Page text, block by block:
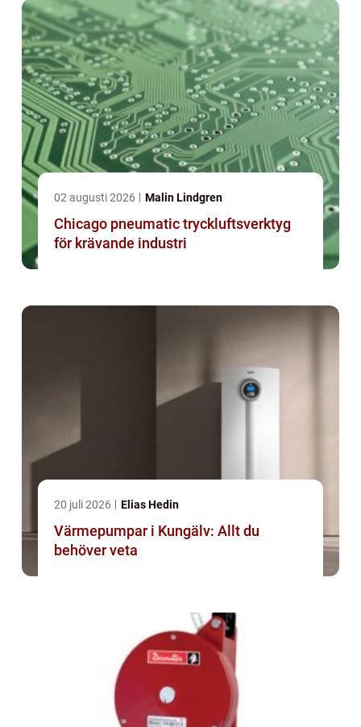
02 augusti 2026 Malin Lindgren
Chicago pneumatic tryckluftsverktyg
för krävande industri
20 juli 2026 Elias Hedin
Värmepumpar i Kungälv: Allt du
behöver veta